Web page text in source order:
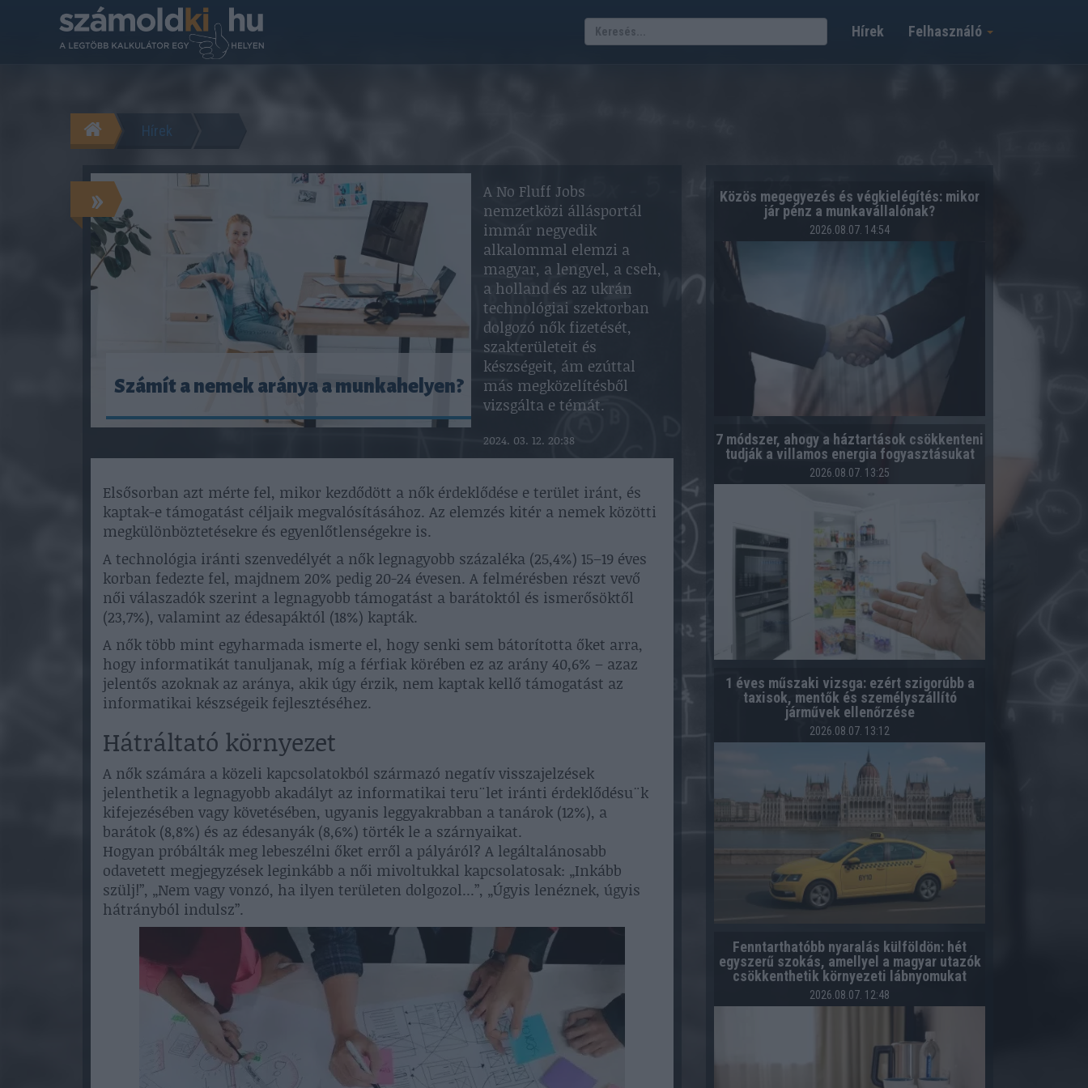
Felhasználó
Hírek
Hírek
»
Számít a nemek aránya a munkahelyen?
A No Fluff Jobs
nemzetközi állásportál
immár negyedik
alkalommal elemzi a
magyar, a lengyel, a cseh,
a holland és az ukrán
technológiai szektorban
dolgozó nők fizetését,
szakterületeit és
készségeit, ám ezúttal
más megközelítésből
vizsgálta e témát.
2024. 03. 12. 20:38
Elsősorban azt mérte fel, mikor kezdődött a nők érdeklődése e terület iránt, és
kaptak-e támogatást céljaik megvalósításához. Az elemzés kitér a nemek közötti
megkülönböztetésekre és egyenlőtlenségekre is.
A technológia iránti szenvedélyét a nők legnagyobb százaléka (25,4%) 15–19 éves
korban fedezte fel, majdnem 20% pedig 20-24 évesen. A felmérésben részt vevő
női válaszadók szerint a legnagyobb támogatást a barátoktól és ismerősöktől
(23,7%), valamint az édesapáktól (18%) kapták.
A nők több mint egyharmada ismerte el, hogy senki sem bátorította őket arra,
hogy informatikát tanuljanak, míg a férfiak körében ez az arány 40,6% – azaz
jelentős azoknak az aránya, akik úgy érzik, nem kaptak kellő támogatást az
informatikai készségeik fejlesztéséhez.
Hátráltató környezet
A nők számára a közeli kapcsolatokból származó negatív visszajelzések
jelenthetik a legnagyobb akadályt az informatikai teru¨let iránti érdeklődésu¨k
kifejezésében vagy követésében, ugyanis leggyakrabban a tanárok (12%), a
barátok (8,8%) és az édesanyák (8,6%) törték le a szárnyaikat.
Hogyan próbálták meg lebeszélni őket erről a pályáról? A legáltalánosabb
odavetett megjegyzések leginkább a női mivoltukkal kapcsolatosak: „Inkább
szülj!”, „Nem vagy vonzó, ha ilyen területen dolgozol...”, „Úgyis lenéznek, úgyis
hátrányból indulsz”.
Közös megegyezés és végkielégítés: mikor
jár pénz a munkavállalónak?
2026.08.07. 14:54
7 módszer, ahogy a háztartások csökkenteni
tudják a villamos energia fogyasztásukat
2026.08.07. 13:25
1 éves műszaki vizsga: ezért szigorúbb a
taxisok, mentők és személyszállító
járművek ellenőrzése
2026.08.07. 13:12
Fenntarthatóbb nyaralás külföldön: hét
egyszerű szokás, amellyel a magyar utazók
csökkenthetik környezeti lábnyomukat
2026.08.07. 12:48